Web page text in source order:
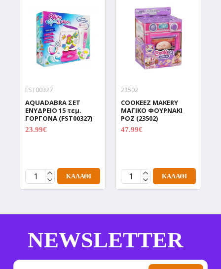
FST00327
AQUADABRA ΣΕΤ
ΕΝΥΔΡΕΙΟ 15 τεμ.
ΓΟΡΓΟΝΑ (FST00327)
23.99€
ΚΑΛΆΘΙ
23502
COOKEEZ MAKERY
ΜΑΓΙΚΟ ΦΟΥΡΝΑΚΙ
ΡΟΖ (23502)
47.99€
ΚΑΛΆΘΙ
NEWSLETTER